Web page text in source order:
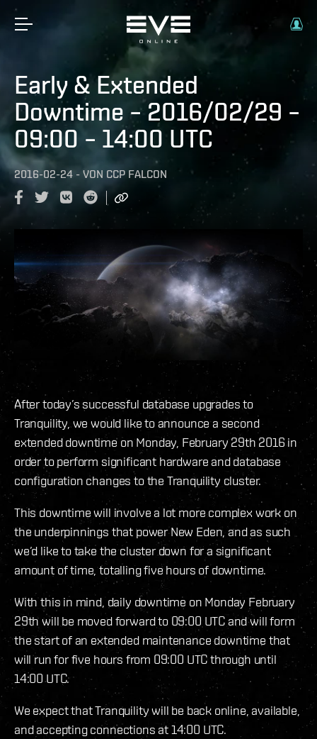
Early & Extended
Downtime – 2016/02/29 –
09:00 – 14:00 UTC
2016-02-24 - VON CCP FALCON
After today’s successful database upgrades to
Tranquility, we would like to announce a second
extended downtime on Monday, February 29th 2016 in
order to perform significant hardware and database
configuration changes to the Tranquility cluster.
This downtime will involve a lot more complex work on
the underpinnings that power New Eden, and as such
we’d like to take the cluster down for a significant
amount of time, totalling five hours of downtime.
With this in mind, daily downtime on Monday February
29th will be moved forward to 09:00 UTC and will form
the start of an extended maintenance downtime that
will run for five hours from 09:00 UTC through until
14:00 UTC.
We expect that Tranquility will be back online, available,
and accepting connections at 14:00 UTC.